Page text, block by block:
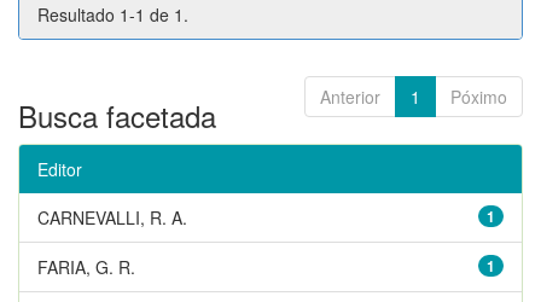
Resultado 1-1 de 1.
Anterior 1 Póximo
Busca facetada
Editor
1
CARNEVALLI, R. A.
1
FARIA, G. R.